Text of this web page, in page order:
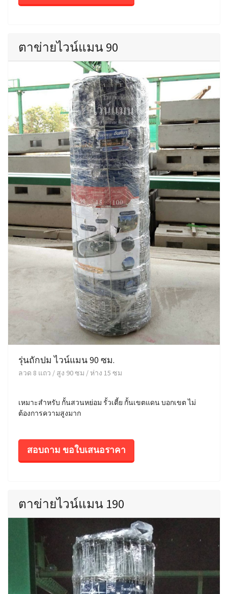
ตาข่ายไวน์แมน 90
รุ่นถักปม ไวน์แมน 90 ซม.
ลวด 8 แถว / สูง 90 ซม / ห่าง 15 ซม
เหมาะสำหรับ กั้นสวนหย่อม รั้วเตี้ย กั้นเขตแดน บอกเขต ไม่
ต้องการความสูงมาก
สอบถาม ขอใบเสนอราคา
ตาข่ายไวน์แมน 190